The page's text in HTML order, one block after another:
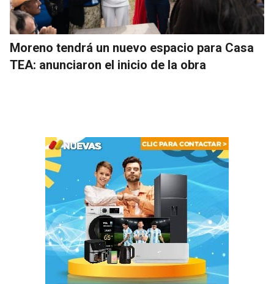
Moreno tendrá un nuevo espacio para Casa
TEA: anunciaron el inicio de la obra